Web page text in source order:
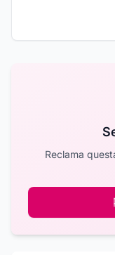
Reclama